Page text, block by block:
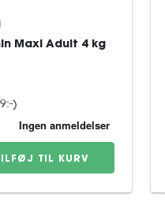
Maxi Adult 4 kg
)
TIL KURV